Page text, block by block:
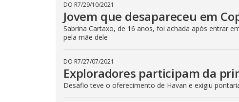
DO R7/29/10/2021
Jovem que desapareceu em
Sabrina Cartaxo, de 16 anos, foi achada após entrar
pela mãe dele
DO R7/27/07/2021
Exploradores participam da
Desafio teve o oferecimento de Havan e exigiu